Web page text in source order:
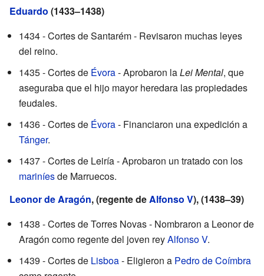
Eduardo (1433–1438)
1434 - Cortes de Santarém - Revisaron muchas leyes
del reino.
1435 - Cortes de Évora- Aprobaron laLei Mental, que
aseguraba que el hijo mayor heredara las propiedades
feudales.
1436 - Cortes de Évora- Financiaron una expedición a
Tánger.
1437 - Cortes de Leiría - Aprobaron un tratado con los
mariníesde Marruecos.
Leonor de Aragón, (regente de Alfonso V), (1438–39)
1438 - Cortes de Torres Novas - Nombraron a Leonor de
Aragón como regente del joven reyAlfonso V.
1439 - Cortes de Lisboa- Eligieron a Pedro de Coímbra